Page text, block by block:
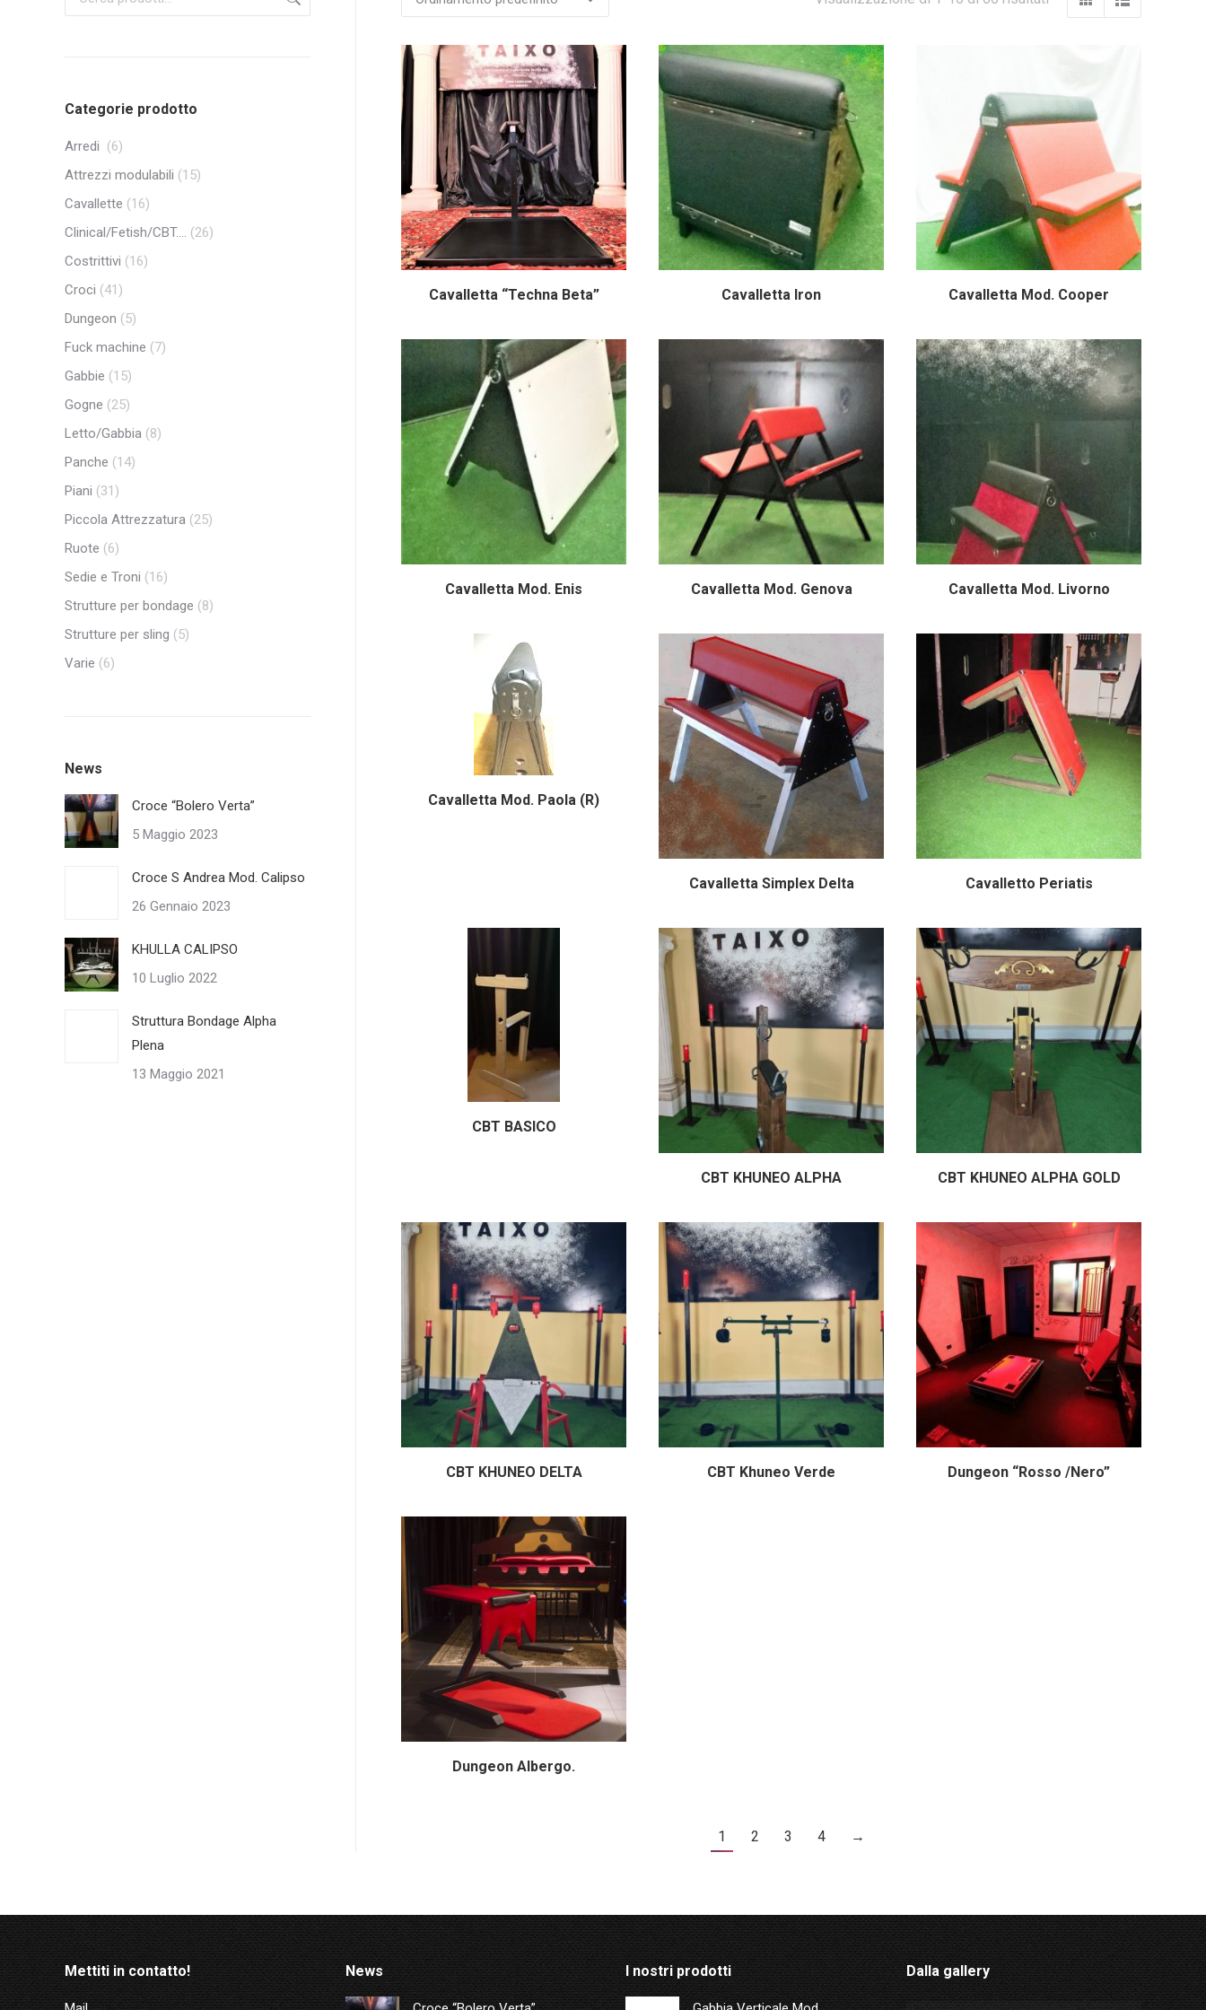
Cavalletta “Techna Beta” Cavalletta Iron Cavalletta Mod. Cooper
Cavalletta Mod. Enis Cavalletta Mod. Genova Cavalletta Mod. Livorno
Cavalletta Mod. Paola (R)
Cavalletta Simplex Delta Cavalletto Periatis
CBT BASICO
CBT KHUNEO ALPHA CBT KHUNEO ALPHA GOLD
CBT KHUNEO DELTA CBT Khuneo Verde Dungeon “Rosso /Nero”
Dungeon Albergo.
1 2 3 4 →
Categorie prodotto
Arredi (6)
Attrezzi modulabili (15)
Cavallette (16)
Clinical/Fetish/CBT.... (26)
Costrittivi (16)
Croci (41)
Dungeon (5)
Fuck machine (7)
Gabbie (15)
Gogne (25)
Letto/Gabbia (8)
Panche (14)
Piani (31)
Piccola Attrezzatura (25)
Ruote (6)
Sedie e Troni (16)
Strutture per bondage (8)
Strutture per sling (5)
Varie (6)
News
Croce “Bolero Verta”
5 Maggio 2023
Croce S Andrea Mod. Calipso
26 Gennaio 2023
KHULLA CALIPSO
10 Luglio 2022
Struttura Bondage Alpha
Plena
13 Maggio 2021
Mettiti in contatto! News I nostri prodotti Dalla gallery